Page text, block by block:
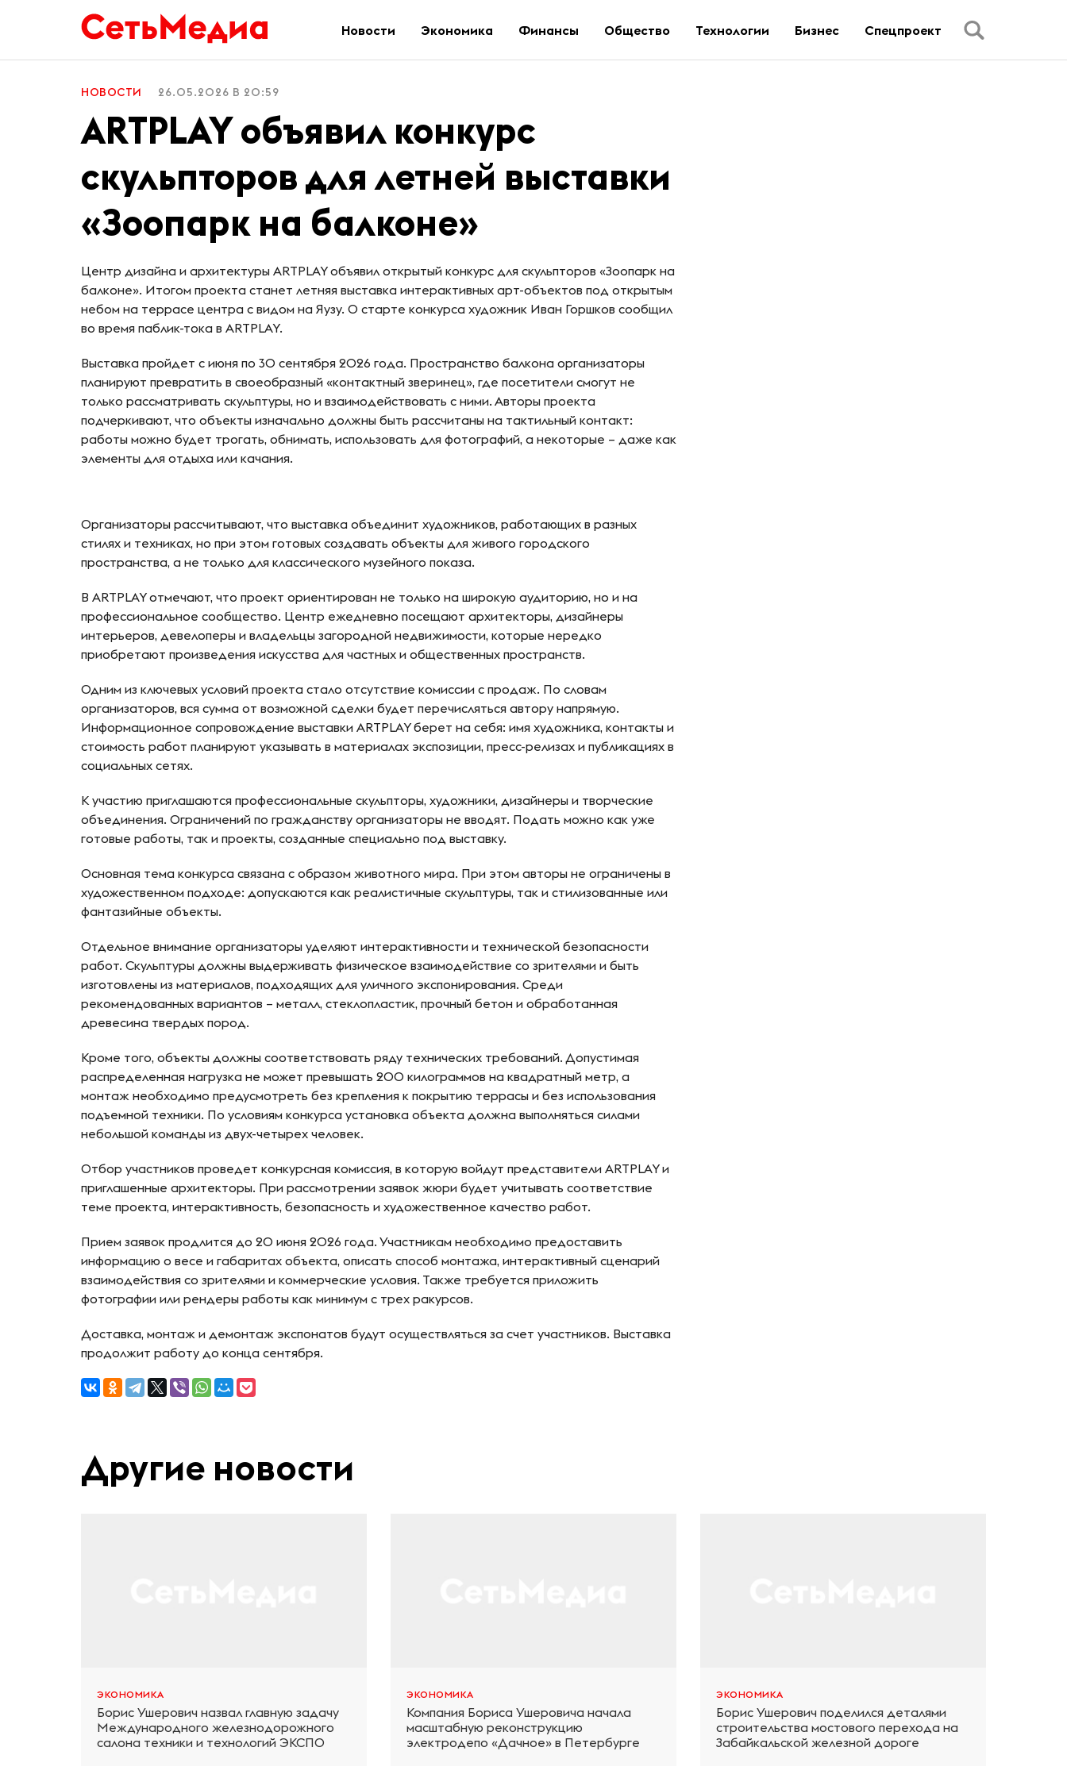
Новости Экономика Финансы Общество Технологии Бизнес Спецпроект
НОВОСТИ 26.05.2026 В 20:59
ARTPLAY объявил конкурс
скульпторов для летней выставки
«Зоопарк на балконе»
Центр дизайна и архитектуры ARTPLAY объявил открытый конкурс для скульпторов «Зоопарк на
балконе». Итогом проекта станет летняя выставка интерактивных арт-объектов под открытым
небом на террасе центра с видом на Яузу. О старте конкурса художник Иван Горшков сообщил
во время паблик-тока в ARTPLAY.
Выставка пройдет с июня по 30 сентября 2026 года. Пространство балкона организаторы
планируют превратить в своеобразный «контактный зверинец», где посетители смогут не
только рассматривать скульптуры, но и взаимодействовать с ними. Авторы проекта
подчеркивают, что объекты изначально должны быть рассчитаны на тактильный контакт:
работы можно будет трогать, обнимать, использовать для фотографий, а некоторые – даже как
элементы для отдыха или качания.
Организаторы рассчитывают, что выставка объединит художников, работающих в разных
стилях и техниках, но при этом готовых создавать объекты для живого городского
пространства, а не только для классического музейного показа.
В ARTPLAY отмечают, что проект ориентирован не только на широкую аудиторию, но и на
профессиональное сообщество. Центр ежедневно посещают архитекторы, дизайнеры
интерьеров, девелоперы и владельцы загородной недвижимости, которые нередко
приобретают произведения искусства для частных и общественных пространств.
Одним из ключевых условий проекта стало отсутствие комиссии с продаж. По словам
организаторов, вся сумма от возможной сделки будет перечисляться автору напрямую.
Информационное сопровождение выставки ARTPLAY берет на себя: имя художника, контакты и
стоимость работ планируют указывать в материалах экспозиции, пресс-релизах и публикациях в
социальных сетях.
К участию приглашаются профессиональные скульпторы, художники, дизайнеры и творческие
объединения. Ограничений по гражданству организаторы не вводят. Подать можно как уже
готовые работы, так и проекты, созданные специально под выставку.
Основная тема конкурса связана с образом животного мира. При этом авторы не ограничены в
художественном подходе: допускаются как реалистичные скульптуры, так и стилизованные или
фантазийные объекты.
Отдельное внимание организаторы уделяют интерактивности и технической безопасности
работ. Скульптуры должны выдерживать физическое взаимодействие со зрителями и быть
изготовлены из материалов, подходящих для уличного экспонирования. Среди
рекомендованных вариантов – металл, стеклопластик, прочный бетон и обработанная
древесина твердых пород.
Кроме того, объекты должны соответствовать ряду технических требований. Допустимая
распределенная нагрузка не может превышать 200 килограммов на квадратный метр, а
монтаж необходимо предусмотреть без крепления к покрытию террасы и без использования
подъемной техники. По условиям конкурса установка объекта должна выполняться силами
небольшой команды из двух-четырех человек.
Отбор участников проведет конкурсная комиссия, в которую войдут представители ARTPLAY и
приглашенные архитекторы. При рассмотрении заявок жюри будет учитывать соответствие
теме проекта, интерактивность, безопасность и художественное качество работ.
Прием заявок продлится до 20 июня 2026 года. Участникам необходимо предоставить
информацию о весе и габаритах объекта, описать способ монтажа, интерактивный сценарий
взаимодействия со зрителями и коммерческие условия. Также требуется приложить
фотографии или рендеры работы как минимум с трех ракурсов.
Доставка, монтаж и демонтаж экспонатов будут осуществляться за счет участников. Выставка
продолжит работу до конца сентября.
Другие новости
ЭКОНОМИКА
Борис Ушерович назвал главную задачу
Международного железнодорожного
салона техники и технологий ЭКСПО
ЭКОНОМИКА
Компания Бориса Ушеровича начала
масштабную реконструкцию
электродепо «Дачное» в Петербурге
ЭКОНОМИКА
Борис Ушерович поделился деталями
строительства мостового перехода на
Забайкальской железной дороге